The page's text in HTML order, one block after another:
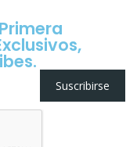
Suscribirse